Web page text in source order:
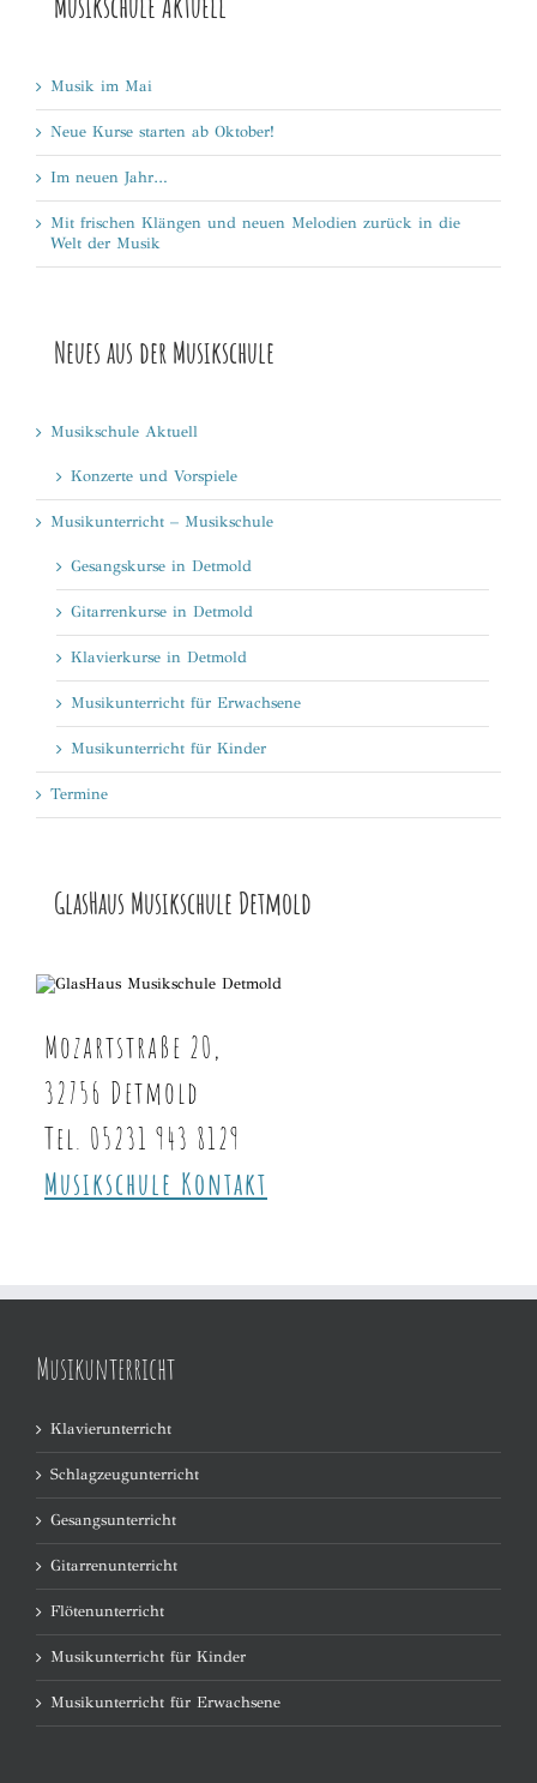
Musik im Mai
Neue Kurse starten ab Oktober!
Im neuen Jahr…
Mit frischen Klängen und neuen Melodien zurück in die
Welt der Musik
Neues aus der Musikschule
Musikschule Aktuell
Konzerte und Vorspiele
Musikunterricht – Musikschule
Gesangskurse in Detmold
Gitarrenkurse in Detmold
Klavierkurse in Detmold
Musikunterricht für Erwachsene
Musikunterricht für Kinder
Termine
GlasHaus Musikschule Detmold
Mozartstraße 20,
32756 Detmold
Tel. 05231 943 8129
Musikschule Kontakt
Musikunterricht
Klavierunterricht
Schlagzeugunterricht
Gesangsunterricht
Gitarrenunterricht
Flötenunterricht
Musikunterricht für Kinder
Musikunterricht für Erwachsene